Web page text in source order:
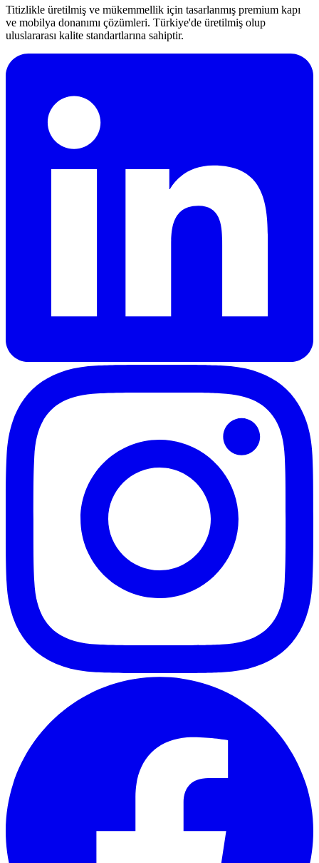
Titizlikle üretilmiş ve mükemmellik için tasarlanmış premium kapı
ve mobilya donanımı çözümleri. Türkiye'de üretilmiş olup
uluslararası kalite standartlarına sahiptir.